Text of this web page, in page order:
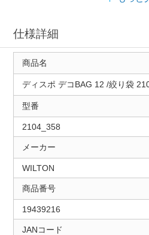
仕様詳細
商品名
ディスポ デコBAG 12 /絞り袋
型番
2104_358
メーカー
WILTON
商品番号
19439216
JANコード